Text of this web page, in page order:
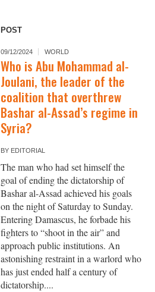
POST
09/12/2024 WORLD
Who is Abu Mohammad al-
Joulani, the leader of the
coalition that overthrew
Bashar al-Assad’s regime in
Syria?
BY EDITORIAL
The man who had set himself the
goal of ending the dictatorship of
Bashar al-Assad achieved his goals
on the night of Saturday to Sunday.
Entering Damascus, he forbade his
fighters to “shoot in the air” and
approach public institutions. An
astonishing restraint in a warlord who
has just ended half a century of
dictatorship....